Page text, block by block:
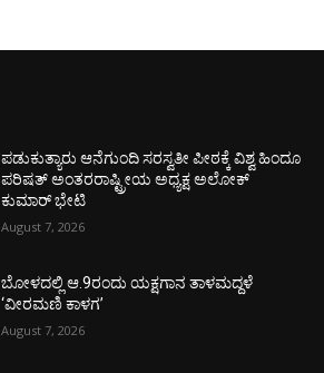
ಪಡುಕುತ್ಯಾರು ಆನೆಗುಂದಿ ಸರಸ್ವತೀ ಪೀಠಕ್ಕೆ ವಿಶ್ವ ಹಿಂದೂ
ಪರಿಷತ್ ಅಂತರರಾಷ್ಟ್ರೀಯ ಅಧ್ಯಕ್ಷ ಅಲೋಕ್
ಕುಮಾರ್ ಭೇಟಿ
August 7, 2026
ಬೋಳದಲ್ಲಿ ಆ.9ರಂದು ಯಕ್ಷಗಾನ ತಾಳಮದ್ದಳೆ
‘ವೀರಮಣಿ ಕಾಳಗ’
August 7, 2026